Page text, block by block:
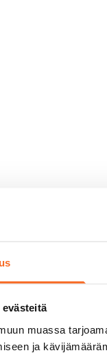
muassa
ja